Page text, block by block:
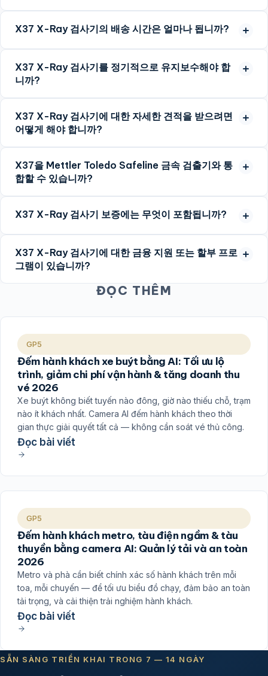
X37 X-Ray 검사기의 배송 시간은 얼마나 됩니까?
X37 X-Ray 검사기를 정기적으로 유지보수해야 합
니까?
X37 X-Ray 검사기에 대한 자세한 견적을 받으려면
어떻게 해야 합니까?
X37을 Mettler Toledo Safeline 금속 검출기와 통
합할 수 있습니까?
X37 X-Ray 검사기 보증에는 무엇이 포함됩니까?
X37 X-Ray 검사기에 대한 금융 지원 또는 할부 프로
그램이 있습니까?
ĐỌC THÊM
GP5
Đếm hành khách xe buýt bằng AI: Tối ưu lộ
trình, giảm chi phí vận hành & tăng doanh thu
vé 2026
Xe buýt không biết tuyến nào đông, giờ nào thiếu chỗ, trạm
nào ít khách nhất. Camera AI đếm hành khách theo thời
gian thực giải quyết tất cả — không cần soát vé thủ công.
Đọc bài viết
GP5
Đếm hành khách metro, tàu điện ngầm & tàu
thuyền bằng camera AI: Quản lý tải và an toàn
2026
Metro và phà cần biết chính xác số hành khách trên mỗi
toa, mỗi chuyến — để tối ưu biểu đồ chạy, đảm bảo an toàn
tải trọng, và cải thiện trải nghiệm hành khách.
Đọc bài viết
SẴN SÀNG TRIỂN KHAI TRONG 7 — 14 NGÀY